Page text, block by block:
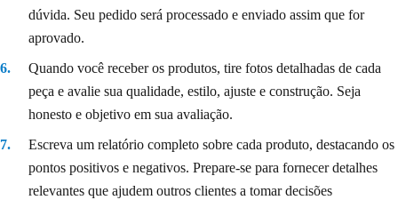
dúvida. Seu pedido será processado e enviado assim que for
aprovado.
Quando você receber os produtos, tire fotos detalhadas de cada
peça e avalie sua qualidade, estilo, ajuste e construção. Seja
honesto e objetivo em sua avaliação.
Escreva um relatório completo sobre cada produto, destacando os
pontos positivos e negativos. Prepare-se para fornecer detalhes
relevantes que ajudem outros clientes a tomar decisões